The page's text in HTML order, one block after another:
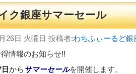
ク銀座サマーセール
26日 火曜日 投稿者:わちふぃーるど銀
情報のお知らせ!!
から サマーセールを開催します。